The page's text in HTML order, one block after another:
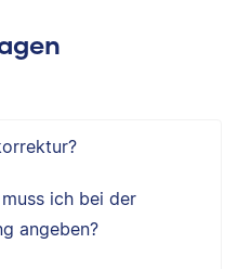
ich bei der
angeben?